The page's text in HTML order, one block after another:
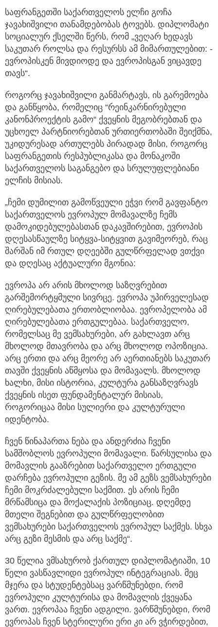
საფრანგეთში საქართველოს ელჩი გოჩა
ჯავახიშვილი თანამდებობას ტოვებს. დიპლომატი
სოციალურ ქსელში წერს, რომ „ვეღარ ხედავს
საკუთარ როლსა და რესურსს ამ მიმართულებით: -
ევროპისკენ მივდიოდე და ევროპისგან ვიცავდე
თავს“.
როგორც ჯავახიშვილი განმარტავს, ის გარემოება
და განწყობა, რომელიც “რეინკარნირებული
კანონპროექტის გამო“ ქვეყნის მეგობრებთან და
უცხოელ პარტნიორებთან ურთიერთობაში შეიქმნა,
უკიდურესად ართულებს პირადად მისი, როგორც
საფრანგეთის რესპუბლიკასა და მონაკოში
საქართველოს საგანგებო და სრულუფლებიანი
ელჩის მისიას.
„ჩემი დუმილით გამოწვეული ეჭვი რომ გავფანტო
საქართველოს ევროპულ მომავალზე ჩემს
დამოკიდებულებასთან დაკავშირებით, ევროპის
დღესასწაულზე სიტყვა-სიტყვით გავიმეორებ, რაც
შარშან იმ რთულ დღეებში გულწრფელად ვთქვი
და დღესაც აქტუალური მგონია:
ევროპა არ არის მხოლოდ საზღვრებით
გარშემორტყმული სივრცე. ევროპა უპირველესად
ღირებულებათა ერთობლიობაა. ევროპელობა ამ
ღირებულებათა ერთგულებაა. საქართველო,
რომელსაც მე ვემსახურები, არ გახლავთ არც
მხოლოდ მთავრობა და არც მხოლოდ ოპოზიცია.
არც ერთი და არც მეორე არ აერთიანებს საკუთარ
თავში ქვეყნის აწმყოსა და მომავალს. მხოლოდ
ხალხი, მისი ისტორია, კულტურა განსაზღვრავს
ქვეყნის ისეთ ფუნდამენტალურ მისიას,
როგორიცაა მისი სულიერი და კულტურული
იდენტობა.
ჩვენ წინაპართა ნება და ანდერძია ჩვენი
სამშობლოს ევროპული მომავალი. წარსულისა და
მომავლის გააზრებით საქართველო ერთგული
დარჩება ევროპული გეზის. მე ამ გეზს ვემსახურები
ჩემი მოკრძალებული საქმით. ეს არის ჩემი
მრწამსიცა და მოქალაქის პოზიციაც. დღემდე
მთელი შეგნებით და გულწრფელობით
ვემსახურები საქართველოს ევროპულ საქმეს. სხვა
არც გეზი მესმის და არც საქმე“.
30 წელია ვმსახურობ ქართულ დიპლომატიაში, 10
წელი ვასწავლიდი ევროპულ ინტეგრაციას. მეც
მჯერა და სტუდენტებსაც ვარწმუნებდი, რომ
ევროპული კულტურისა და მომავლის ქვეყანა
ვართ. ევროპაა ჩვენი ადგილი. ვარწმუნებდი, რომ
ევროპას ჩვენ სტერილური ერი კი არ ვჭირდებით,